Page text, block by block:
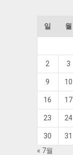
일 월
2 3
9 10
16 17
23 24
30
31
« 7월